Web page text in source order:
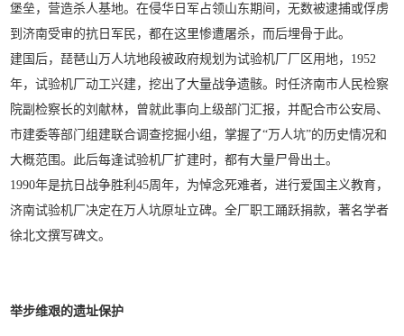
堡垒，营造杀人基地。在侵华日军占领山东期间，无数被逮捕或俘虏
到济南受审的抗日军民，都在这里惨遭屠杀，而后埋骨于此。
建国后，琵琶山万人坑地段被政府规划为试验机厂厂区用地，1952
年，试验机厂动工兴建，挖出了大量战争遗骸。时任济南市人民检察
院副检察长的刘献林，曾就此事向上级部门汇报，并配合市公安局、
市建委等部门组建联合调查挖掘小组，掌握了“万人坑”的历史情况和
大概范围。此后每逢试验机厂扩建时，都有大量尸骨出土。
1990年是抗日战争胜利45周年，为悼念死难者，进行爱国主义教育，
济南试验机厂决定在万人坑原址立碑。全厂职工踊跃捐款，著名学者
徐北文撰写碑文。
举步维艰的遗址保护